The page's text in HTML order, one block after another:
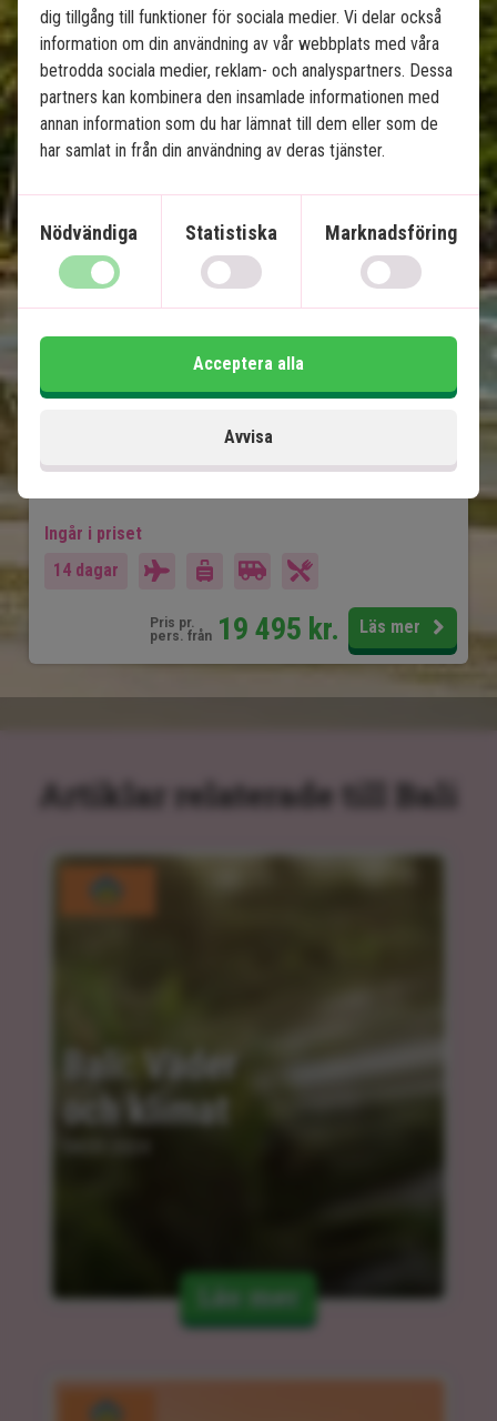
Balis höjdpunkter &
strandsemester på Nusa
Lembongan
8 nätters rundresa - Ubud, Lovina och Sanur
3 nätters strandsemester på Nusa
Lembongan
Privat chaufför/guide
4-stjärniga hotell med pool
Tempel, risterrasser och lavastränder
Ö-stämning, paradisstränder och snorkling
Ingår i priset
14 dagar
Pris pr.
pers. från 19 495 kr. Läs mer
Artiklar relaterade till Bali
Bali: Väder
och klimat
Läs mer
dig tillgång till funktioner för sociala medier. Vi delar också
information om din användning av vår webbplats med våra
betrodda sociala medier, reklam- och analyspartners. Dessa
partners kan kombinera den insamlade informationen med
annan information som du har lämnat till dem eller som de
har samlat in från din användning av deras tjänster.
Nödvändiga Statistiska Marknadsföring
Avvisa
Acceptera alla